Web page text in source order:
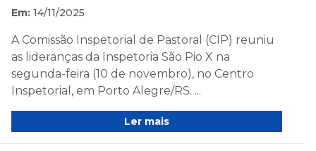
Em: 14/11/2025
A Comissão Inspetorial de Pastoral (CIP) reuniu
as lideranças da Inspetoria São Pio X na
segunda-feira (10 de novembro), no Centro
Inspetorial, em Porto Alegre/RS. ...
Ler mais